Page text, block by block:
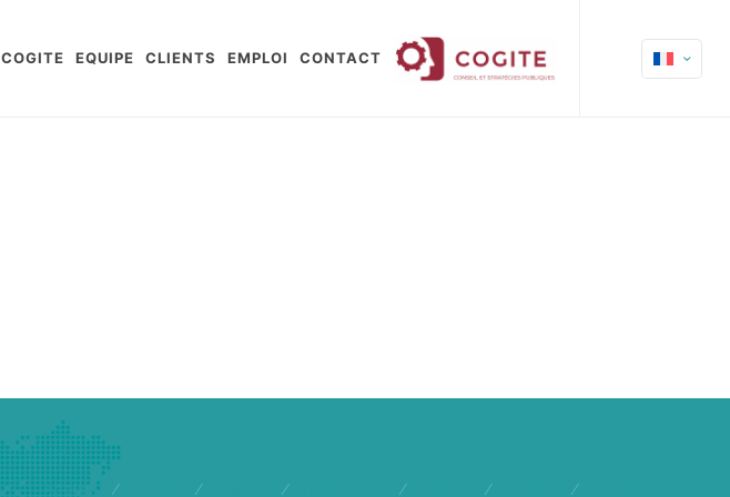
COGITE EQUIPE CLIENTS EMPLOI CONTACT
Accueil / / / / / /